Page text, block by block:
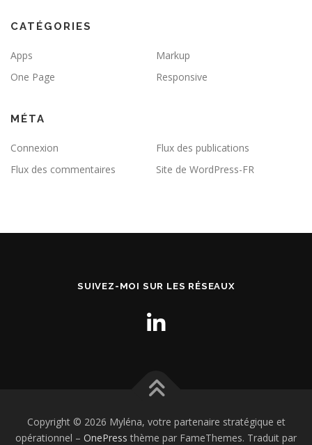
CATÉGORIES
Apps
Markup
One Page
Responsive
MÉTA
Connexion
Flux des publications
Flux des commentaires
Site de WordPress-FR
SUIVEZ-MOI SUR LES RÉSEAUX
Copyright © 2026 Myléna, votre partenaire stratégique et
opérationnel – OnePress thème par FameThemes. Traduit par